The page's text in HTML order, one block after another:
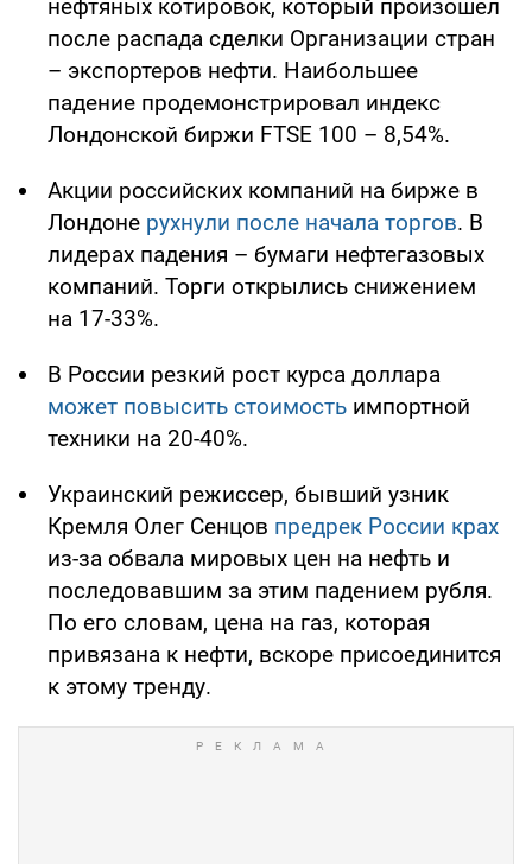
нефтяных котировок, который произошел
после распада сделки Организации стран
– экспортеров нефти. Наибольшее
падение продемонстрировал индекс
Лондонской биржи FTSE 100 – 8,54%.
Акции российских компаний на бирже в
Лондоне рухнули после начала торгов. В
лидерах падения – бумаги нефтегазовых
компаний. Торги открылись снижением
на 17-33%.
В России резкий рост курса доллара
может повысить стоимость импортной
техники на 20-40%.
Украинский режиссер, бывший узник
Кремля Олег Сенцов предрек России крах
из-за обвала мировых цен на нефть и
последовавшим за этим падением рубля.
По его словам, цена на газ, которая
привязана к нефти, вскоре присоединится
к этому тренду.